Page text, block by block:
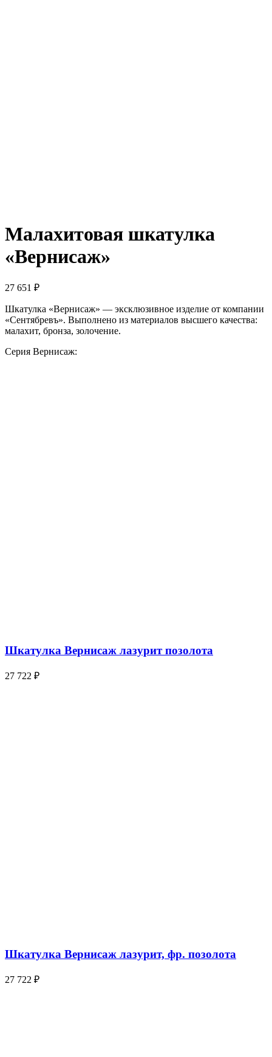
Малахитовая шкатулка
«Вернисаж»
27 651 ₽
Шкатулка «Вернисаж» — эксклюзивное изделие от компании
«Сентябревъ». Выполнено из материалов высшего качества:
малахит, бронза, золочение.
Серия Вернисаж:
Шкатулка Вернисаж лазурит позолота
27 722 ₽
Шкатулка Вернисаж лазурит, фр. позолота
27 722 ₽